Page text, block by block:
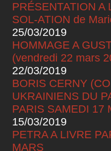
PRÉSENTATION A
SOL-ATION de
25/03/2019
HOMMAGE A
(vendredi 22 mars
22/03/2019
BORIS CERNY
UKRAINIENS DU
PARIS SAMEDI 17
15/03/2019
PETRA A LIVRE
MARS